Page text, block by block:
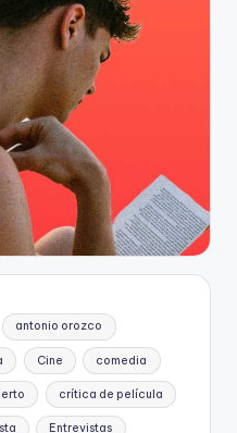
antonio orozco
Cine comedia
crítica de película
Entrevistas